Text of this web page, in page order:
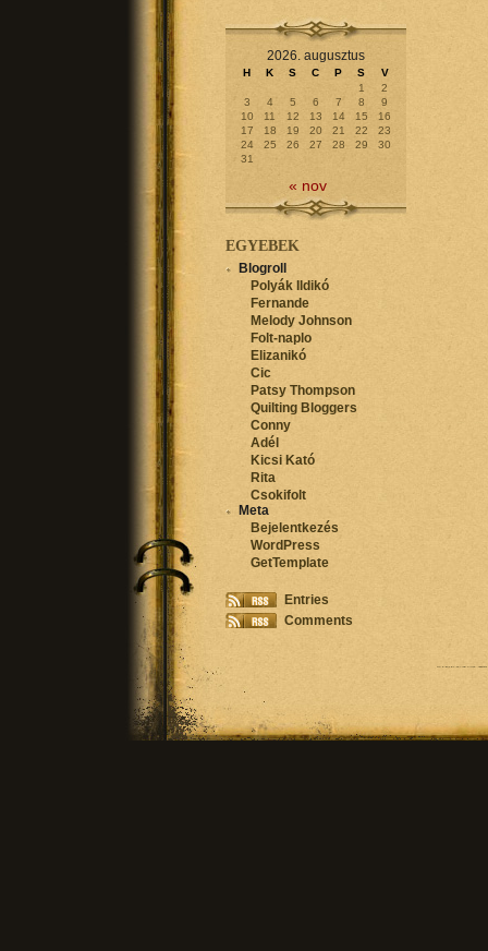
2026. augusztus
H K S C P S
V
1
2
3
4 5 6 7 8
9
10
11 12 13 14 15
16
17
18 19 20 21 22
23
24
25 26 27 28 29
30
31
« nov
EGYEBEK
Blogroll
Polyák Ildikó
Fernande
Melody Johnson
Folt-naplo
Elizanikó
Cic
Patsy Thompson
Quilting Bloggers
Conny
Adél
Kicsi Kató
Rita
Csokifolt
Meta
Bejelentkezés
WordPress
GetTemplate
Entries
Comments